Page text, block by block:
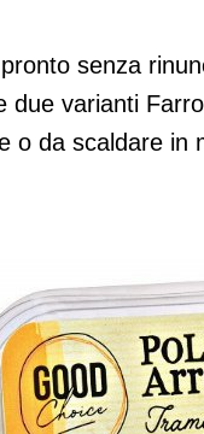
senza
due varianti
o da scaldare in